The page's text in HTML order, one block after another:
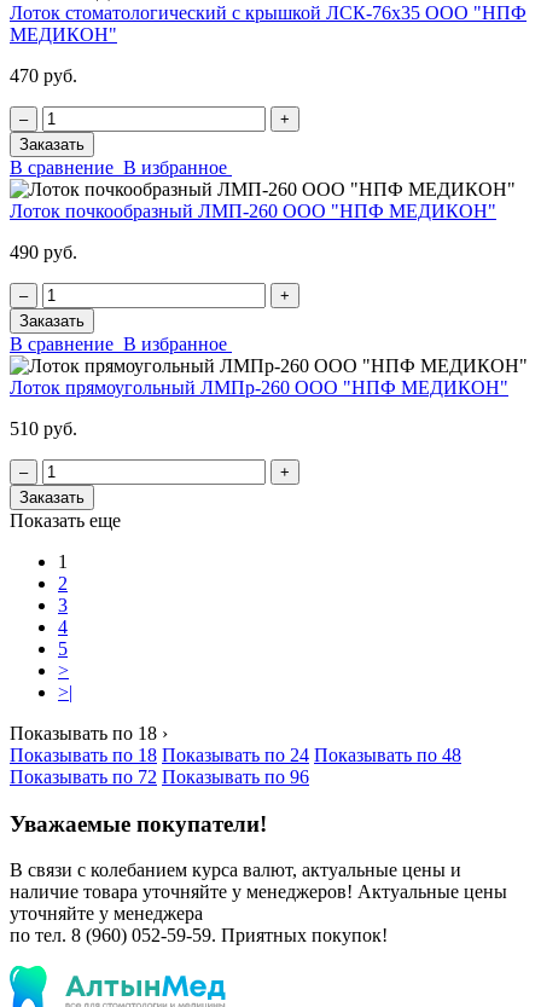
Лоток стоматологический с крышкой ЛСК-76х35 ООО "НПФ
МЕДИКОН"
470 руб.
‒
+
Заказать
В сравнение В избранное
Лоток почкообразный ЛМП-260 ООО "НПФ МЕДИКОН"
490 руб.
‒
+
Заказать
В сравнение В избранное
Лоток прямоугольный ЛМПр-260 ООО "НПФ МЕДИКОН"
510 руб.
‒
+
Заказать
Показать еще
1
2
3
4
5
>
>|
Показывать по 18 ›
Показывать по 18 Показывать по 24 Показывать по 48
Показывать по 72 Показывать по 96
Уважаемые покупатели!
В связи с колебанием курса валют, актуальные цены и
наличие товара уточняйте у менеджеров! Актуальные цены
уточняйте у менеджера
по тел. 8 (960) 052-59-59. Приятных покупок!